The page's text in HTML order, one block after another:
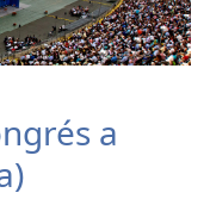
a